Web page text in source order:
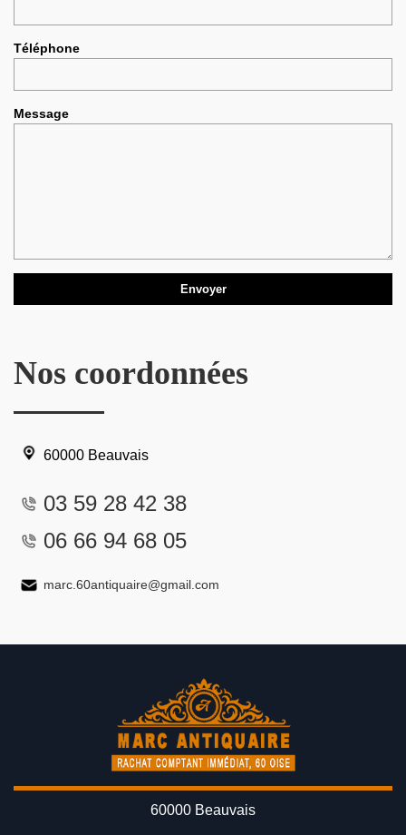
Téléphone
Message
Nos coordonnées
60000 Beauvais
03 59 28 42 38
06 66 94 68 05
marc.60antiquaire@gmail.com
60000 Beauvais